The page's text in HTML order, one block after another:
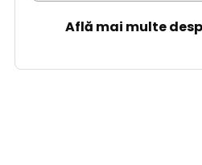
Află mai multe